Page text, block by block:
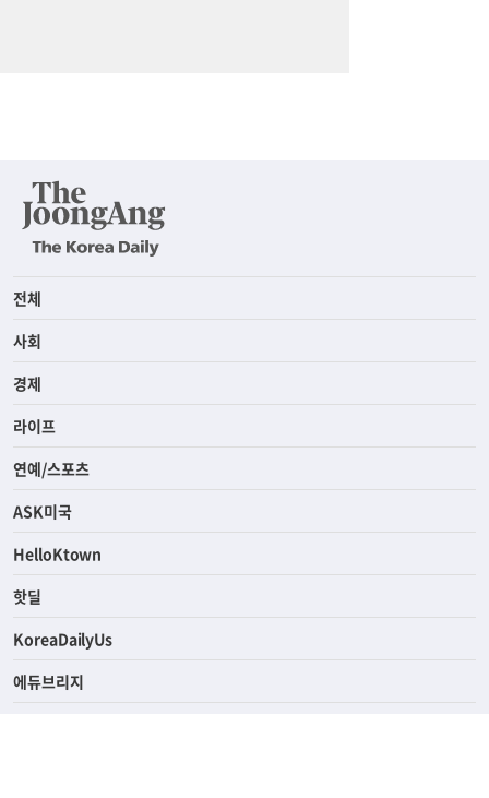
전체
사회
경제
라이프
연예/스포츠
ASK미국
HelloKtown
핫딜
KoreaDailyUs